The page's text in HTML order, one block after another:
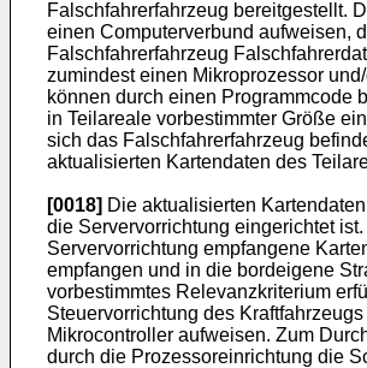
Falschfahrerfahrzeug bereitgestellt.
einen Computerverbund aufweisen,
Falschfahrerfahrzeug
zumindest einen Mikroprozessor
können durch einen Programmcode
in Teilareale vorbestimmter Größe
sich das Falschfahrerfahrzeug
aktualisierten Kartendaten des
[0018] Die aktualisierten
die Servervorrichtung eingerichtet
Servervorrichtung empfangene
empfangen und in die bordeigene
vorbestimmtes Relevanzkriterium
Steuervorrichtung des
Mikrocontroller aufweisen. Zum
durch die Prozessoreinrichtung die